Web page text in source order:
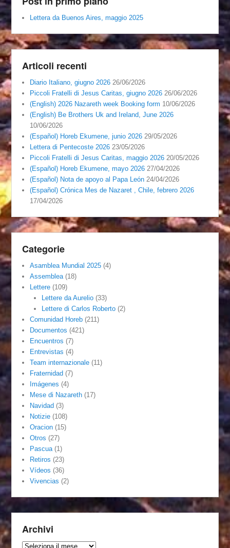
Lettera da Buenos Aires, maggio 2025
Articoli recenti
Diario Italiano, giugno 2026 26/06/2026
Piccoli Fratelli di Jesus Caritas, giugno 2026 26/06/2026
(English) 2026 Nazareth week Booking form 10/06/2026
(English) Be Brothers Uk and Ireland, June 2026
10/06/2026
(Español) Horeb Ekumene, junio 2026 29/05/2026
Lettera di Pentecoste 2026 23/05/2026
Piccoli Fratelli di Jesus Caritas, maggio 2026 20/05/2026
(Español) Horeb Ekumene, mayo 2026 27/04/2026
(Español) Nota de apoyo al Papa León 24/04/2026
(Español) Crónica Mes de Nazaret , Chile, febrero 2026
17/04/2026
Categorie
Asamblea Mundial 2025 (4)
Assemblea (18)
Lettere (109)
Lettere da Aurelio(33)
Lettere di Carlos Roberto(2)
Comunidad Horeb (211)
Documentos (421)
Encuentros (7)
Entrevistas (4)
Team internazionale (11)
Fraternidad (7)
Imágenes (4)
Mese di Nazareth (17)
Navidad (3)
Notizie (108)
Oracion (15)
Otros (27)
Pascua (1)
Retiros (23)
Vídeos (36)
Vivencias (2)
Archivi
Archivi